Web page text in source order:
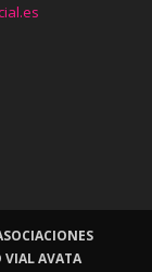
VIAL AVATA